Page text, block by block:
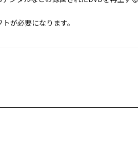
が必要になります。